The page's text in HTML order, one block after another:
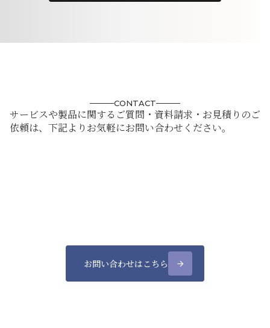
CONTACT
サービスや製品に関するご質問・資料請求・お見積りのご
依頼は、下記よりお気軽にお問い合わせください。
お問い合わせはこちら arrow_forward